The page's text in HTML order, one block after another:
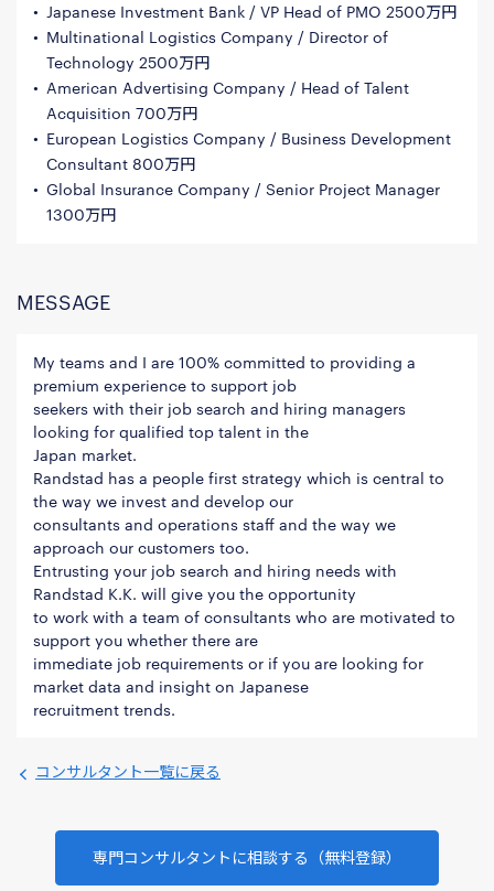
Japanese Investment Bank / VP Head of PMO 2500万円
Multinational Logistics Company / Director of
Technology 2500万円
American Advertising Company / Head of Talent
Acquisition 700万円
European Logistics Company / Business Development
Consultant 800万円
Global Insurance Company / Senior Project Manager
1300万円
MESSAGE
My teams and I are 100% committed to providing a
premium experience to support job
seekers with their job search and hiring managers
looking for qualified top talent in the
Japan market.
Randstad has a people first strategy which is central to
the way we invest and develop our
consultants and operations staff and the way we
approach our customers too.
Entrusting your job search and hiring needs with
Randstad K.K. will give you the opportunity
to work with a team of consultants who are motivated to
support you whether there are
immediate job requirements or if you are looking for
market data and insight on Japanese
recruitment trends.
コンサルタント一覧に戻る
専門コンサルタントに相談する（無料登録）